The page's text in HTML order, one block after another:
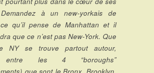
à un new-yorkais de
qu’il pense de Manhattan et il
que ce n’est pas New-York. Que
NY se trouve partout autour,
entre les 4 “boroughs”
que sont le Bronx, Brooklyn,